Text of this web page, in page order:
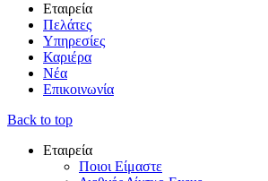
Εταιρεία
Πελάτες
Υπηρεσίες
Καριέρα
Νέα
Επικοινωνία
Back to top
Εταιρεία
Ποιοι Είμαστε